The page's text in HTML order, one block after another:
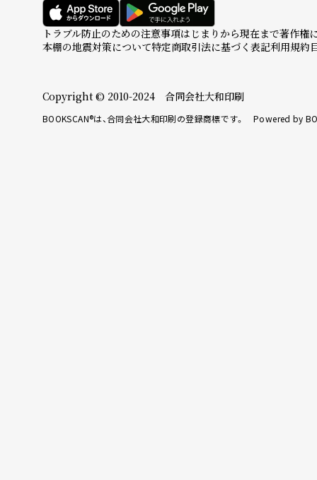
トラブル防止のための注意事項はじまりから現在まで著作権
本棚の地震対策について特定商取引法に基づく表記利用規約
Copyright © 2010-2024 合同会社大和印刷
BOOKSCAN®は、合同会社大和印刷の登録商標です。 Powered by